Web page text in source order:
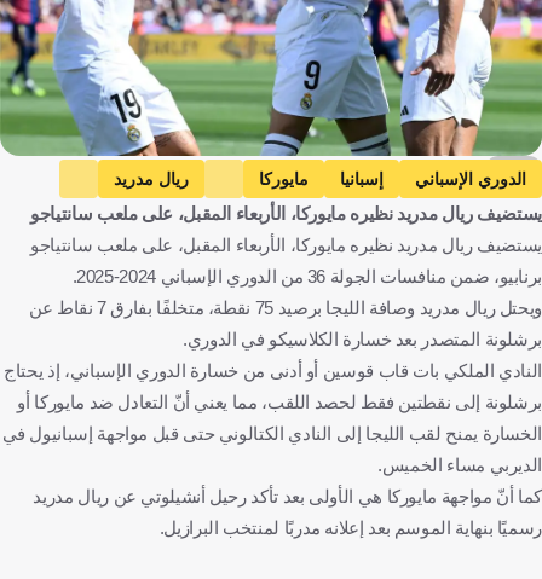
AFP
الدوري الإسباني إسبانيا مايوركا
ريال مدريد
كرة قدم
يستضيف ريال مدريد نظيره مايوركا، الأربعاء المقبل، على ملعب سانتياجو
يستضيف ريال مدريد نظيره مايوركا، الأربعاء المقبل، على ملعب سانتياجو
برنابيو، ضمن منافسات الجولة 36 من الدوري الإسباني 2024-2025.
ويحتل ريال مدريد وصافة الليجا برصيد 75 نقطة، متخلفًا بفارق 7 نقاط عن
برشلونة المتصدر بعد خسارة الكلاسيكو في الدوري.
النادي الملكي بات قاب قوسين أو أدنى من خسارة الدوري الإسباني، إذ يحتاج
برشلونة إلى نقطتين فقط لحصد اللقب، مما يعني أنّ التعادل ضد مايوركا أو
الخسارة يمنح لقب الليجا إلى النادي الكتالوني حتى قبل مواجهة إسبانيول في
الديربي مساء الخميس.
كما أنّ مواجهة مايوركا هي الأولى بعد تأكد رحيل أنشيلوتي عن ريال مدريد
رسميًا بنهاية الموسم بعد إعلانه مدربًا لمنتخب البرازيل.